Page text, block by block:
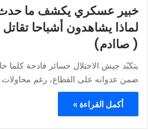
خبير عسكري يكشف ما حدث
لماذا يشاهدون أشباحا
( صاادم)
يتكبّد جيش الاحتلال خسائر فادحة كلما
ضمن عدوانه على القطاع، رغم
أكمل القراءة »